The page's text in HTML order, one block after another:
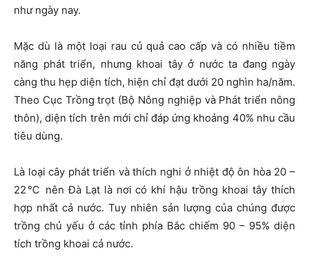
như ngày nay.
Mặc dù là một loại rau củ quả cao cấp và có nhiều tiềm
năng phát triển, nhưng khoai tây ở nước ta đang ngày
càng thu hẹp diện tích, hiện chỉ đạt dưới 20 nghìn ha/năm.
Theo Cục Trồng trọt (Bộ Nông nghiệp và Phát triển nông
thôn), diện tích trên mới chỉ đáp ứng khoảng 40% nhu cầu
tiêu dùng.
Là loại cây phát triển và thích nghi ở nhiệt độ ôn hòa 20 –
22℃ nên Đà Lạt là nơi có khí hậu trồng khoai tây thích
hợp nhất cả nước. Tuy nhiên sản lượng của chúng được
trồng chủ yếu ở các tỉnh phía Bắc chiếm 90 – 95% diện
tích trồng khoai cả nước.